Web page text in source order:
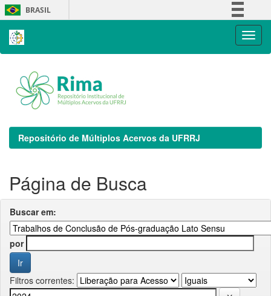
Skip
navigation
BRASIL
Repositório de Múltiplos Acervos da UFRRJ
Página de Busca
Buscar em:
por
Filtros correntes: